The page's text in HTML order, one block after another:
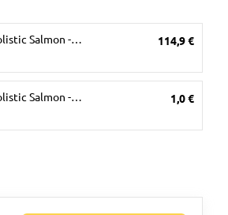
Salmon -… 114,9 €
Salmon -… 1,0 €